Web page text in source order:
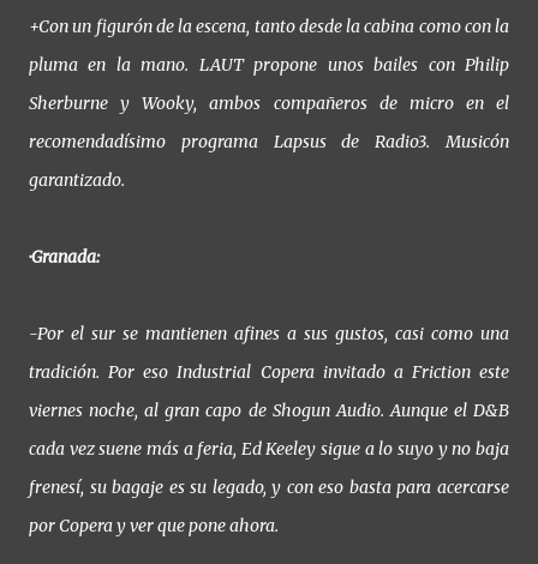
+Con un figurón de la escena, tanto desde la cabina como con la
pluma en la mano. LAUT propone unos bailes con Philip
Sherburne y Wooky, ambos compañeros de micro en el
recomendadísimo programa Lapsus de Radio3. Musicón
garantizado.
·Granada:
-Por el sur se mantienen afines a sus gustos, casi como una
tradición. Por eso Industrial Copera invitado a Friction este
viernes noche, al gran capo de Shogun Audio. Aunque el D&B
cada vez suene más a feria, Ed Keeley sigue a lo suyo y no baja
frenesí, su bagaje es su legado, y con eso basta para acercarse
por Copera y ver que pone ahora.